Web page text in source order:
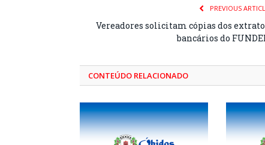
PREVIOUS
Vereadores solicitam cópias dos
bancários do
CONTEÚDO RELACIONADO